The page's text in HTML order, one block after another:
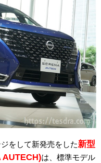
をして新発売をした新型
AUTECH)は、標準モデル